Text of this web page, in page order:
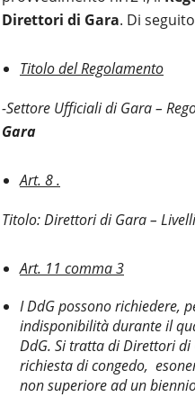
Direttori di Gara. Di
Titolo del Regolamento
-Settore Ufficiali di Gara –
Gara
Art. 8 .
Titolo: Direttori di Gara –
Art. 11 comma 3
I DdG possono richiedere,
indisponibilità durante il
DdG. Si tratta di Direttori di
richiesta di congedo,
non superiore ad un